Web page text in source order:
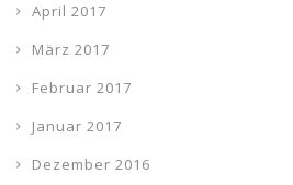
April 2017
März 2017
Februar 2017
Januar 2017
Dezember 2016